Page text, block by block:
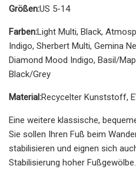
Größen:US 5-14
Farben:Light Multi, Black,
Indigo, Sherbert Multi, Gemina
Diamond Mood Indigo, Basil/
Black/Grey
Material:Recycelter Kunststoff,
Eine weitere klassische,
Sie sollen Ihren Fuß beim
stabilisieren und eignen sich
Stabilisierung hoher